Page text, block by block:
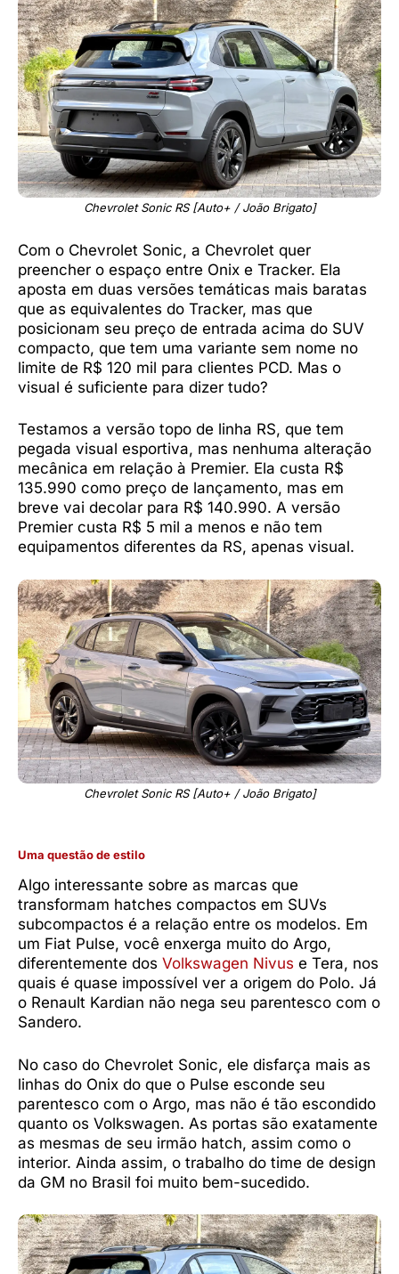
Chevrolet Sonic RS [Auto+ / João Brigato]
Com o Chevrolet Sonic, a Chevrolet quer
preencher o espaço entre Onix e Tracker. Ela
aposta em duas versões temáticas mais baratas
que as equivalentes do Tracker, mas que
posicionam seu preço de entrada acima do SUV
compacto, que tem uma variante sem nome no
limite de R$ 120 mil para clientes PCD. Mas o
visual é suficiente para dizer tudo?
Testamos a versão topo de linha RS, que tem
pegada visual esportiva, mas nenhuma alteração
mecânica em relação à Premier. Ela custa R$
135.990 como preço de lançamento, mas em
breve vai decolar para R$ 140.990. A versão
Premier custa R$ 5 mil a menos e não tem
equipamentos diferentes da RS, apenas visual.
Chevrolet Sonic RS [Auto+ / João Brigato]
Uma questão de estilo
Algo interessante sobre as marcas que
transformam hatches compactos em SUVs
subcompactos é a relação entre os modelos. Em
um Fiat Pulse, você enxerga muito do Argo,
diferentemente dos Volkswagen Nivus e Tera, nos
quais é quase impossível ver a origem do Polo. Já
o Renault Kardian não nega seu parentesco com o
Sandero.
No caso do Chevrolet Sonic, ele disfarça mais as
linhas do Onix do que o Pulse esconde seu
parentesco com o Argo, mas não é tão escondido
quanto os Volkswagen. As portas são exatamente
as mesmas de seu irmão hatch, assim como o
interior. Ainda assim, o trabalho do time de design
da GM no Brasil foi muito bem-sucedido.